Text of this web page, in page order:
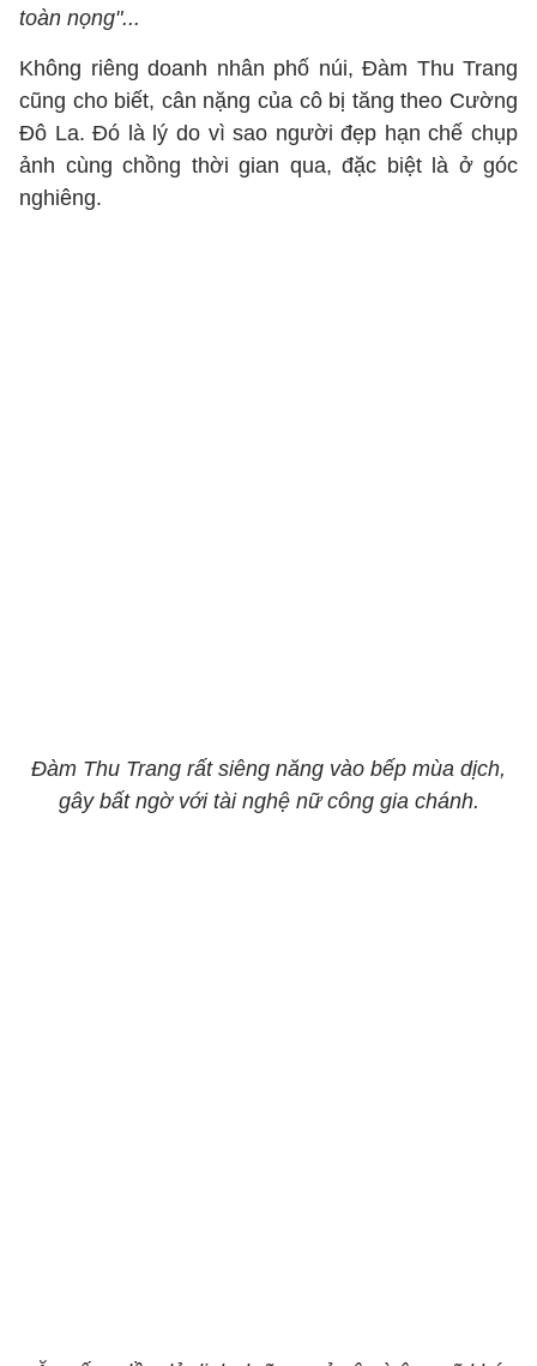
toàn nọng"...
Không riêng doanh nhân phố núi, Đàm Thu Trang
cũng cho biết, cân nặng của cô bị tăng theo Cường
Đô La. Đó là lý do vì sao người đẹp hạn chế chụp
ảnh cùng chồng thời gian qua, đặc biệt là ở góc
nghiêng.
Đàm Thu Trang rất siêng năng vào bếp mùa dịch,
gây bất ngờ với tài nghệ nữ công gia chánh.